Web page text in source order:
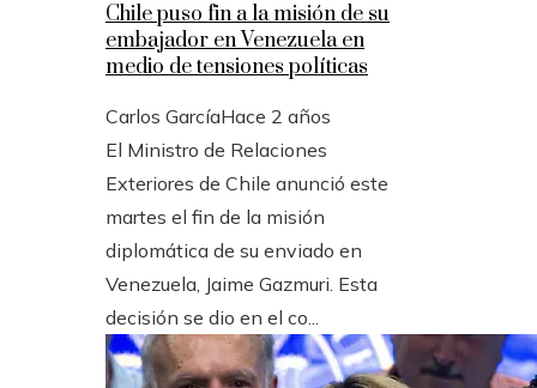
Chile puso fin a la misión de su
embajador en Venezuela en
medio de tensiones políticas
Carlos GarcíaHace 2 años
El Ministro de Relaciones
Exteriores de Chile anunció este
martes el fin de la misión
diplomática de su enviado en
Venezuela, Jaime Gazmuri. Esta
decisión se dio en el co...